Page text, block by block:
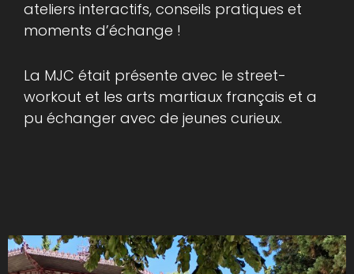
ateliers interactifs, conseils pratiques et
moments d’échange !
La MJC était présente avec le street-
workout et les arts martiaux français et a
pu échanger avec de jeunes curieux.